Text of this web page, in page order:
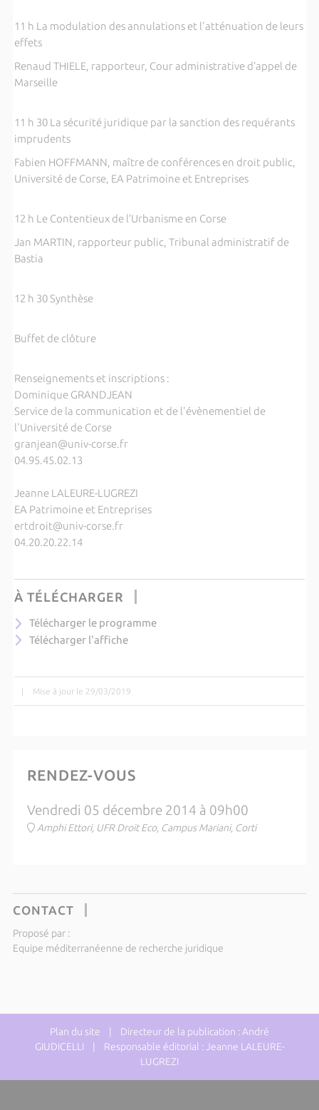
11 h La modulation des annulations et l'atténuation de leurs
effets
Renaud THIELE, rapporteur, Cour administrative d’appel de
Marseille
11 h 30 La sécurité juridique par la sanction des requérants
imprudents
Fabien HOFFMANN, maître de conférences en droit public,
Université de Corse, EA Patrimoine et Entreprises
12 h Le Contentieux de l’Urbanisme en Corse
Jan MARTIN, rapporteur public, Tribunal administratif de
Bastia
12 h 30 Synthèse
Buffet de clôture
Renseignements et inscriptions :
Dominique GRANDJEAN
Service de la communication et de l'évènementiel de
l'Université de Corse
granjean@univ-corse.fr
04.95.45.02.13
Jeanne LALEURE-LUGREZI
EA Patrimoine et Entreprises
ertdroit@univ-corse.fr
04.20.20.22.14
À TÉLÉCHARGER
Télécharger le programme
Télécharger l'affiche
| Mise à jour le 29/03/2019
RENDEZ-VOUS
Vendredi 05 décembre 2014 à 09h00
Amphi Ettori, UFR Droit Eco, Campus Mariani, Corti
CONTACT
Proposé par :
Equipe méditerranéenne de recherche juridique
Plan du site | Directeur de la publication : André
GIUDICELLI | Responsable éditorial : Jeanne LALEURE-
LUGREZI